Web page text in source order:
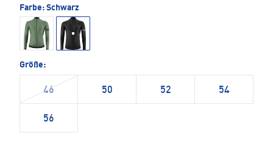
Farbe: Schwarz
Größe:
46 50 52 54
56